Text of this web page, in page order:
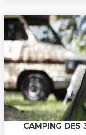
CAMPING DES